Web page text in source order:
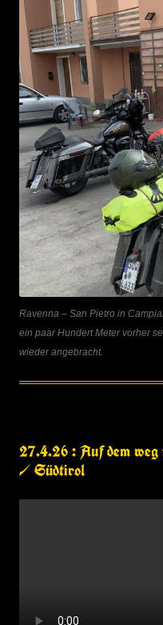
Ravenna – San Pietro in
ein paar Hundert Meter vorher
wieder angebracht.
27.4.26 : Auf dem
/ Südtirol